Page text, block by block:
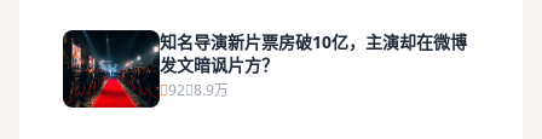
知名导演新片票房破10亿，主演却在微博
发文暗讽片方？
92 8.9万